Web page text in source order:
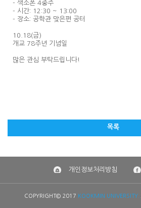
- 색소폰 4중주
- 시간: 12:30 ~ 13:00
- 장소: 공학관 맞은편 공터
10.18(금)
개교 78주년 기념일
많은 관심 부탁드립니다!
목록
개인정보처리방침
COPYRIGHT© 2017 KOOKMIN UNIVERSITY.